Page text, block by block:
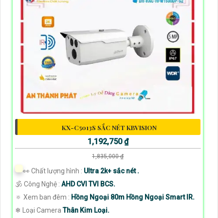
KX-C5013S SẮC NÉT KBVISION
1,192,750 ₫
1,835,000 ₫
️👀 Chất lượng hình : Ultra 2k+ sắc nét .
🕉️ Công Nghệ : AHD CVI TVI BCS.
🔅 Xem ban đêm : Hồng Ngoại 80m Hồng Ngoại Smart IR.
❄ Loại CameraThân Kim Loại.